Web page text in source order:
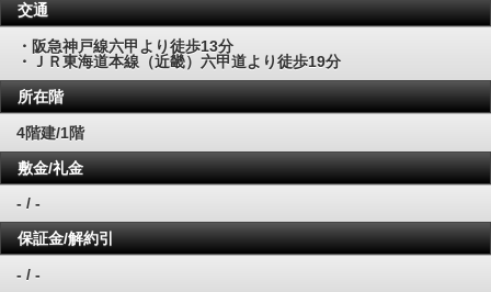
交通
・阪急神戸線六甲より徒歩13分
・ＪＲ東海道本線（近畿）六甲道より徒歩19分
所在階
4階建/1階
敷金/礼金
- / -
保証金/解約引
- / -